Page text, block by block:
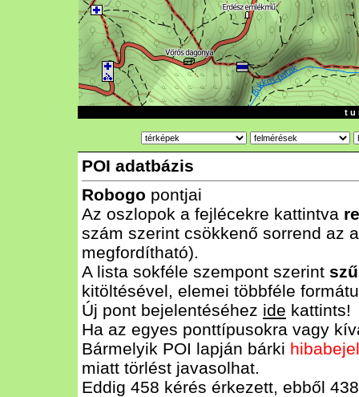
t u
POI adatbázis
Robogo pontjai
Az oszlopok a fejlécekre kattintva
szám szerint csökkenő sorrend az
megfordítható).
A lista sokféle szempont szerint
kitöltésével, elemei többféle
Új pont bejelentéséhez ide kattints!
Ha az egyes ponttípusokra vagy
Bármelyik POI lapján bárki
miatt törlést javasolhat.
Eddig 458 kérés érkezett, ebből